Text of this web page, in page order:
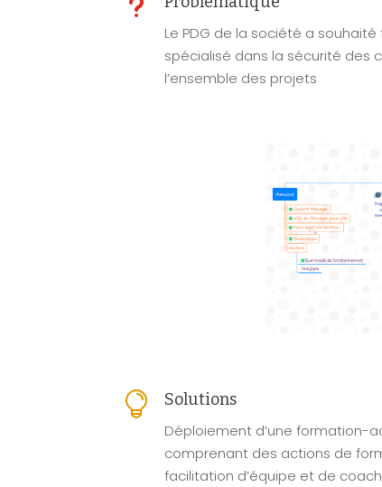
u
Le PDG de la société a
spécialisé dans la sécurité des
l’ensemble des projets
 Solutions
Déploiement d’une formation-
comprenant des actions de
facilitation d’équipe et de